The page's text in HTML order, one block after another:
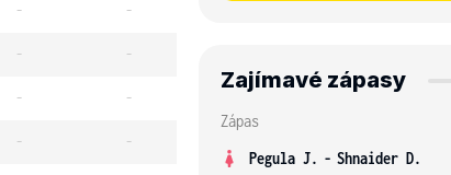
- -
- -
- -
- -
Zajímavé zápasy
Zápas
Pegula J. - Shnaider D.